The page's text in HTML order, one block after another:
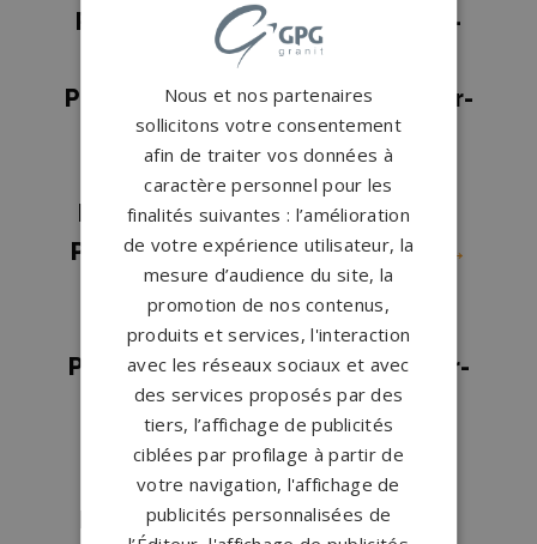
Pompes funèbres La Roche-sur-
Yon
→
Pompes funèbres La Tranche-sur-
Mer →
Pompes funèbres Le Langon
Pompes funèbres Les Essarts
Pompes funèbres Les Herbiers
→
Pompes funèbres Les Sables-
d'Olonne
→
Pompes funèbres Longeville-sur-
Mer→
Pompes funèbres Maillezais
Pompes funèbres Montaigu
Pompes funèbres Moutiers-les-
Nous et nos partenaires
sollicitons votre consentement
afin de traiter vos données à
caractère personnel pour les
finalités suivantes : l’amélioration
de votre expérience utilisateur, la
mesure d’audience du site, la
promotion de nos contenus,
produits et services, l'interaction
avec les réseaux sociaux et avec
des services proposés par des
tiers, l’affichage de publicités
ciblées par profilage à partir de
votre navigation, l'affichage de
publicités personnalisées de